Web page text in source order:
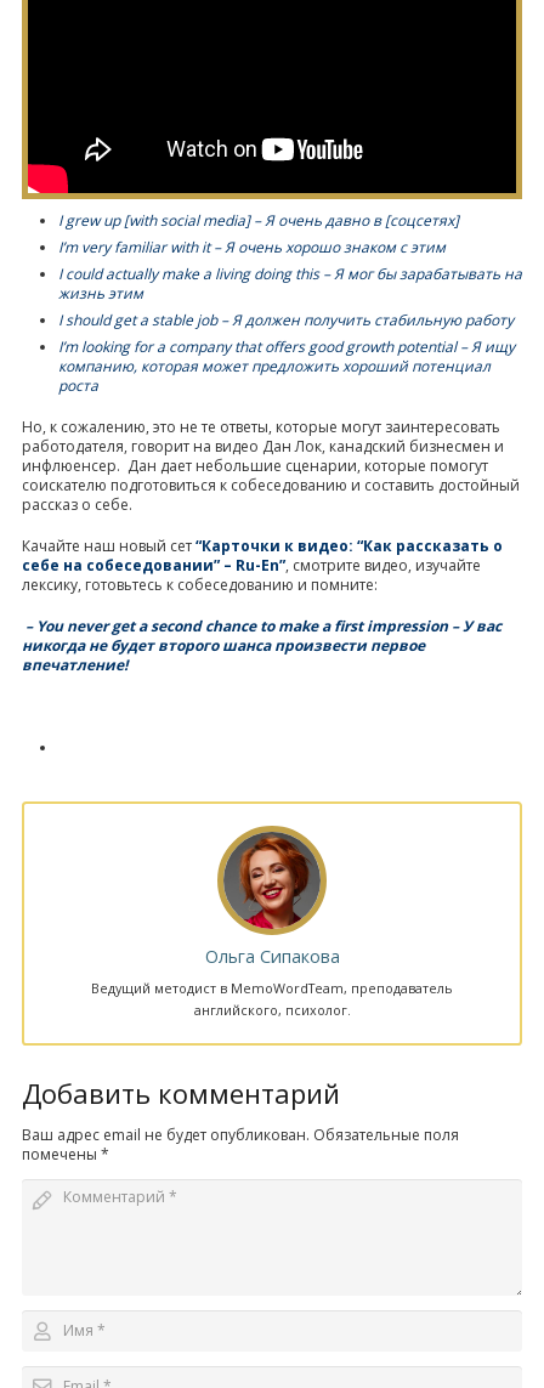
I grew up [with social media] – Я очень давно в [соцсетях]
I’m very familiar with it – Я очень хорошо знаком с этим
I could actually make a living doing this – Я мог бы зарабатывать на
жизнь этим
I should get a stable job – Я должен получить стабильную работу
I’m looking for a company that offers good growth potential – Я ищу
компанию, которая может предложить хороший потенциал
роста
Но, к сожалению, это не те ответы, которые могут заинтересовать
работодателя, говорит на видео Дан Лок, канадский бизнесмен и
инфлюенсер. Дан дает небольшие сценарии, которые помогут
соискателю подготовиться к собеседованию и составить достойный
рассказ о себе.
Качайте наш новый сет“Карточки к видео: “Как рассказать о
себе на собеседовании” – Ru-En”, смотрите видео, изучайте
лексику, готовьтесь к собеседованию и помните:
– You never get a second chance to make a first impression – У вас
никогда не будет второго шанса произвести первое
впечатление!
Ольга Сипакова
Ведущий методист в MemoWordTeam, преподаватель
английского, психолог.
Добавить комментарий
Ваш адрес email не будет опубликован. Обязательные поля
помечены *